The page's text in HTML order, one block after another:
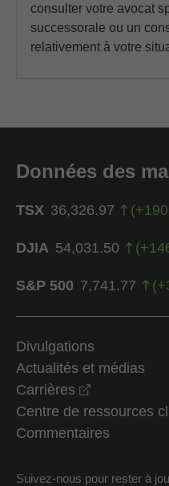
consulter votre avocat
successorale ou un
relativement à votre
Données des
TSX 36,326.97 (+
DJIA 54,031.50 (+
S&P 500 7,741.77 (+
Divulgations
Actualités et médias
Carrières
Centre de ressources
Commentaires
Suivez-nous pour rester à